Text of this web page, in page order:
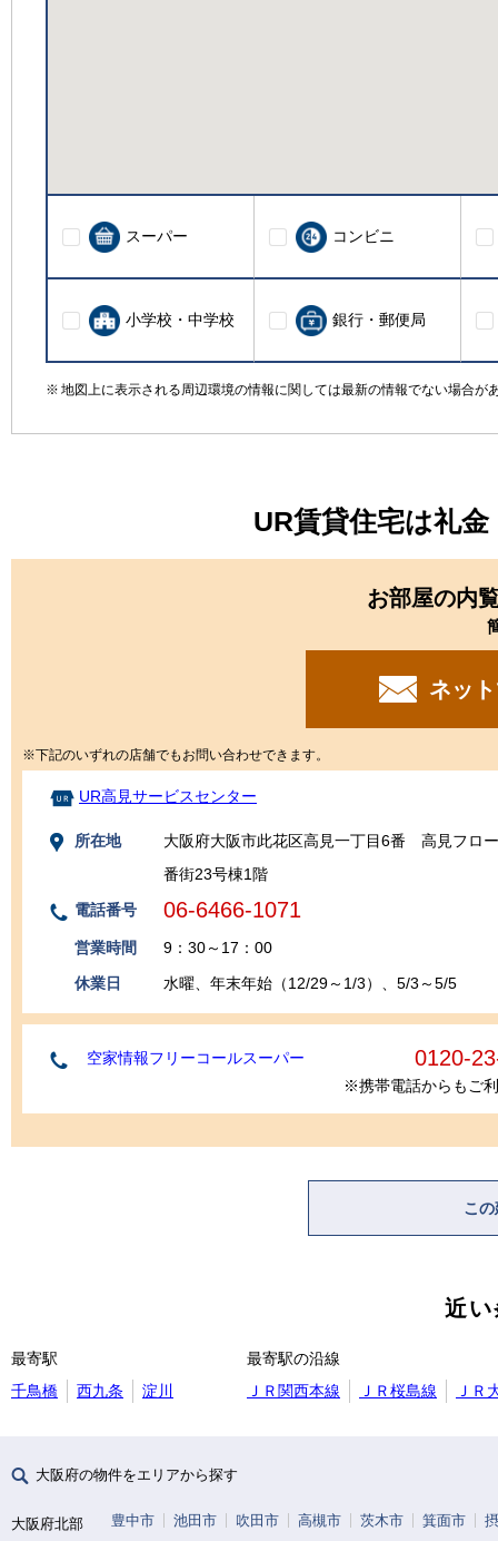
スーパー コンビニ
小学校・中学校 銀行・郵便局
地図上に表示される周辺環境の情報に関しては最新の情報でない場合
UR賃貸住宅は礼
お部屋の内
ネッ
※下記のいずれの店舗でもお問い合わせできます。
UR高見サービスセンター
所在地
大阪府大阪市此花区高見一丁目6番 高見フロ
番街23号棟1階
電話番号
06-6466-1071
営業時間
9：30～17：00
休業日
水曜、年末年始（12/29～1/3）、5/3～5/5
空家情報フリーコールスーパー 0120-
※携帯電話からもご
こ
近
最寄駅
千鳥橋
西九条 淀川
最寄駅の沿線
ＪＲ関西本線
ＪＲ桜島線 ＪＲ
大阪府の物件をエリアから探す
大阪府北部 豊中市 池田市 吹田市 高槻市 茨木市 箕面市